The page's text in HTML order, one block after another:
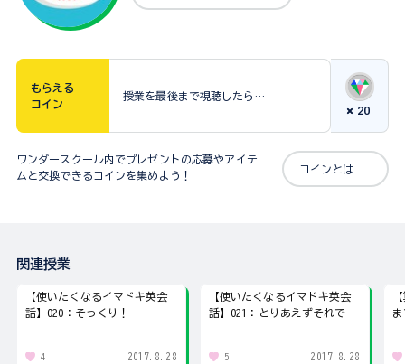
もらえる
コイン
授業を最後まで視聴したら…
20
ワンダースクール内でプレゼントの応募やアイテ
ムと交換できるコインを集めよう！
コインとは
関連授業
【使いたくなるイマドキ英会
話】020：そっくり！
4 2017.8.28
【使いたくなるイマドキ英会
話】021：とりあえずそれで
5 2017.8.28